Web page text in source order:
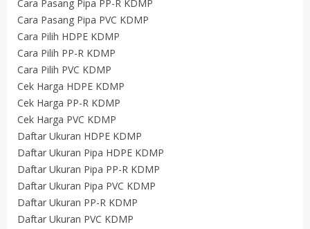
Cara Pasang Pipa PP-R KDMP
Cara Pasang Pipa PVC KDMP
Cara Pilih HDPE KDMP
Cara Pilih PP-R KDMP
Cara Pilih PVC KDMP
Cek Harga HDPE KDMP
Cek Harga PP-R KDMP
Cek Harga PVC KDMP
Daftar Ukuran HDPE KDMP
Daftar Ukuran Pipa HDPE KDMP
Daftar Ukuran Pipa PP-R KDMP
Daftar Ukuran Pipa PVC KDMP
Daftar Ukuran PP-R KDMP
Daftar Ukuran PVC KDMP